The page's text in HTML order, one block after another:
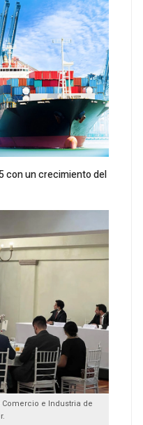
con un crecimiento del
e Industria de